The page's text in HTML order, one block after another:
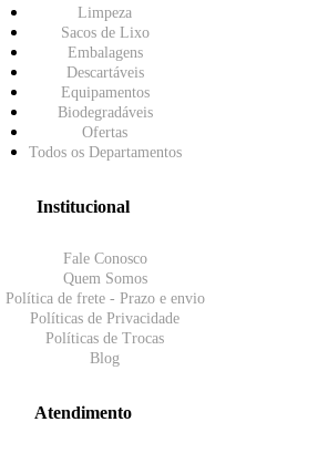
Limpeza
Sacos de Lixo
Embalagens
Descartáveis
Equipamentos
Biodegradáveis
Ofertas
Todos os Departamentos
Institucional
Fale Conosco
Quem Somos
Política de frete - Prazo e envio
Políticas de Privacidade
Políticas de Trocas
Blog
Atendimento